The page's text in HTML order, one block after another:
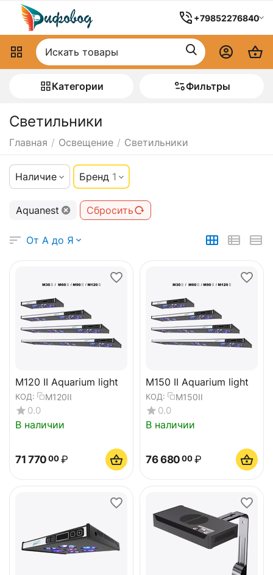
+79852276840
Категории Фильтры
Светильники
Главная / Освещение / Светильники
Наличие Бренд 1
Aquanest Сбросить
От А до Я
M120 II Aquarium light
КОД: M120II
0.0
В наличии
71 770 00 ₽
M150 II Aquarium light
КОД: M150II
0.0
В наличии
76 680 00 ₽